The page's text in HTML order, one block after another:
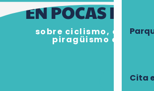
Cita
EN POCAS
sobre ciclismo, cata de
piragüismo en